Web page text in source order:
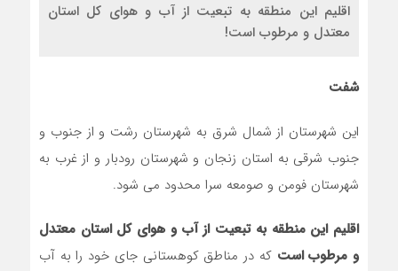
اقلیم این منطقه به تبعیت از آب و هوای کل استان
معتدل و مرطوب است!
شفت
این شهرستان از شمال شرق به شهرستان رشت و از جنوب و
جنوب شرقی به استان زنجان و شهرستان رودبار و از غرب به
شهرستان فومن و صومعه سرا محدود می شود.
اقلیم این منطقه به تبعیت از آب و هوای کل استان معتدل
و مرطوب است که در مناطق کوهستانی جای خود را به آب